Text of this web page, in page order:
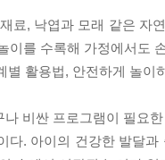
료, 낙엽과 모래 같은 자
이를 수록해 가정에서도
별 활용법, 안전하게 놀
나 비싼 프로그램이 필요
다. 아이의 건강한 발달